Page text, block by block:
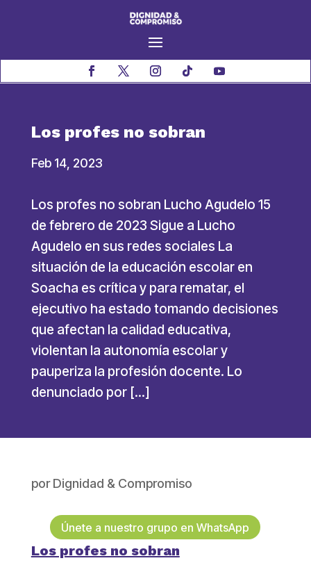
Los profes no sobran
Feb 14, 2023
Los profes no sobran Lucho Agudelo 15
de febrero de 2023 Sigue a Lucho
Agudelo en sus redes sociales La
situación de la educación escolar en
Soacha es crítica y para rematar, el
ejecutivo ha estado tomando decisiones
que afectan la calidad educativa,
violentan la autonomía escolar y
pauperiza la profesión docente. Lo
denunciado por […]
porDignidad & Compromiso
Únete a nuestro grupo en WhatsApp
Los profes no sobran